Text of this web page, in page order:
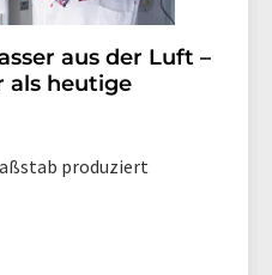
aus der Luft –
als heutige
produziert